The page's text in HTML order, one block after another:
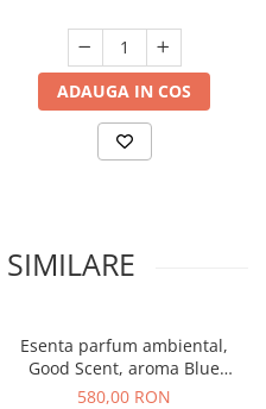
ADAUGA IN COS
Esenta parfum ambiental,
Good Scent, aroma Blue
Chanell, 1 Kg
580,00 RON